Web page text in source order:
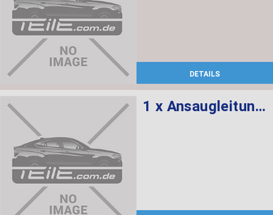
DETAILS
1 x Ansaugleitung, 1 x Leerlaufregelventil T-Form